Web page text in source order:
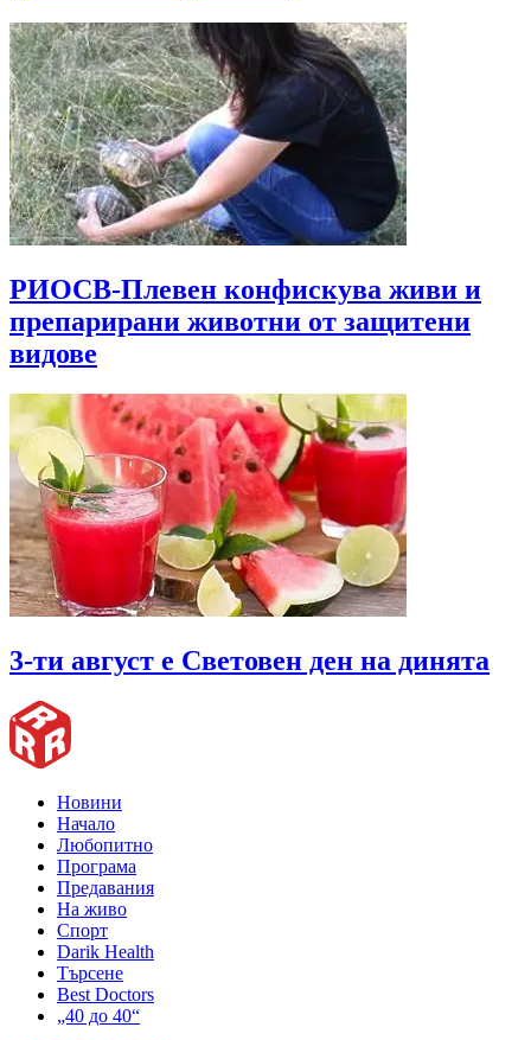
РИОСВ-Плевен конфискува живи и
препарирани животни от защитени
видове
3-ти август е Световен ден на динята
Новини
Начало
Любопитно
Програма
Предавания
На живо
Спорт
Darik Health
Търсене
Best Doctors
„40 до 40“